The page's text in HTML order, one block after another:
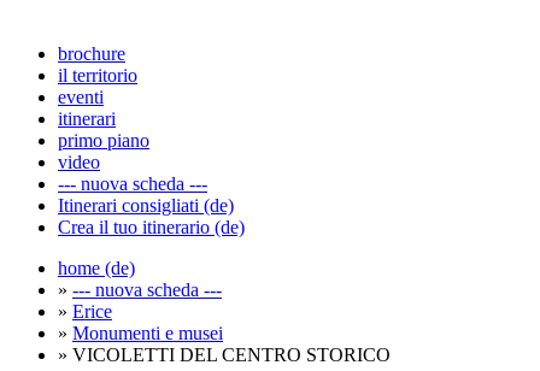
brochure
il territorio
eventi
itinerari
primo piano
video
--- nuova scheda ---
Itinerari consigliati (de)
Crea il tuo itinerario (de)
home (de)
» --- nuova scheda ---
» Erice
» Monumenti e musei
» VICOLETTI DEL CENTRO STORICO